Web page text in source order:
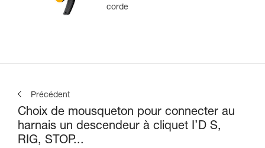
corde
Précédent
Choix de mousqueton pour connecter au
harnais un descendeur à cliquet I’D S,
RIG, STOP...